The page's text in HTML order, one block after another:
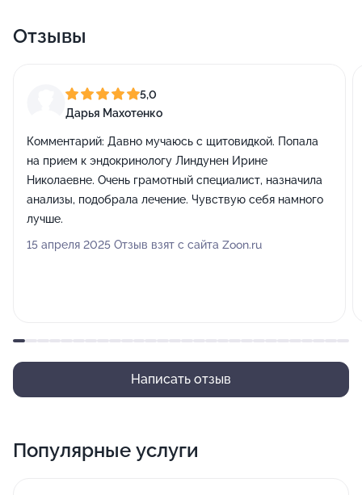
Отзывы
5,0
Дарья Махотенко
Комментарий: Давно мучаюсь с щитовидкой. Попала
на прием к эндокринологу Линдунен Ирине
Николаевне. Очень грамотный специалист, назначила
анализы, подобрала лечение. Чувствую себя намного
лучше.
15 апреля 2025 Отзыв взят с сайта Zoon.ru
Написать отзыв
Популярные услуги